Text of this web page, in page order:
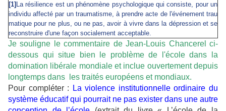
[1] Larésilience est un phénomène psychologique qui consiste, pour un
individu affecté par un traumatisme, à prendre acte de l'événement trau
matique pour ne plus, ou ne pas, avoir à vivre dans la dépression et se
reconstruire d'une façon socialement acceptable.
Je souligne le commentaire de Jean-Louis Chancerel ci-
dessous qui situe bien le problème de l'école dans la
domination libérale mondiale et inclue ouvertement depuis
longtemps dans les traités européens et mondiaux.
Pour compléter :
La violence institutionnelle ordinaire du
système éducatif qui pourrait ne pas exister dans une autre